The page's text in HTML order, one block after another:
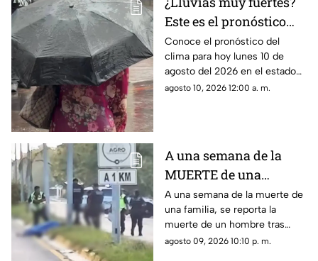
Este es el pronóstico
del clima HOY, lunes 10
de agosto en Yucatán
Conoce el pronóstico del
clima para hoy lunes 10 de
agosto del 2026 en el estado
de Yucatán y toma tus
agosto 10, 2026 12:00 a. m.
A una semana de la
MUERTE de una
familia en carretera de
Campeche, otro hombre
pierde la vida en
accidente
A una semana de la muerte de
una familia, se reporta la
muerte de un hombre tras
fuerte accidente en carretera
agosto 09, 2026 10:10 p. m.